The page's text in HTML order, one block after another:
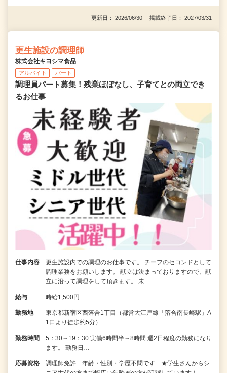
更新日： 2026/06/30 掲載終了日： 2027/03/31
更生施設の調理師
株式会社キヨシマ食品
アルバイト パート
調理員パート募集！残業ほぼなし、子育てとの両立でき
るお仕事
仕事内容
更生施設内での調理のお仕事です。 チーフのセコンドとして
調理業務をお願いします。 献立は決まっておりますので、献
立に沿って調理をして頂きます。 未…
給与 時給1,500円
勤務地
東京都新宿区西落合1丁目（都営大江戸線「落合南長崎駅」A
1口より徒歩約5分）
勤務時間
5：30～19：30 実働6時間半～8時間 週2日程度の勤務になり
ます。 勤務日…
応募資格
調理師免許 年齢・性別・学歴不問です ★学生さんからシ